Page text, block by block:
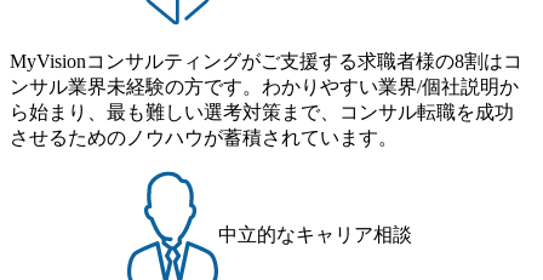
ば上がれる環境となっている 安定した経営環境の下、コン
できる 豊富な経験を持つコンサル経験者の場合は、自らチ
ームを立ち上げることが可能 裁量をもった営業活動、デリ
バリー活動ができる(スタートアップとの協業、新規ソリュ
ーションの開発 など) シンプレクスの顧客基盤、エンジニ
できる 2026年8月21日(金) 19:30〜21:30 (19:20開場) 2026年8
月12日(水) 16:00 ※参加状況によっては抽選とさせていただ
く可能性がございます。 このたび、ファーム経験者の方を
対象にした懇親会形式の採用イベント「サロンイベント」
の場となっている <u>教育・研修プログラムが非常に充実</
番組があり、新卒紹介、会社の七不思議紹介等、規模が大
きくなっていく中で社員同士のつながりを広げる取り組み
もしている 今後の成長戦略として海外展開を見据えてい
る。足元のグローバル案件割合は10%程度だが、英語が得
ンスも大きい。 代表インタビュー https://note.com/dirbato/n/n0
a040c36b128 Forbes JAPAN BrandVoice Studio 「使命はテクノ
ロジーで企業の可能性を引き出すこと。日本に求められるI
Tコンサルタントという伴走者」 https://forbesjapan.com/article
MyVisionコンサルティングがご支援する求職者様の8割はコ
ンサル業界未経験の方です。わかりやすい業界/個社説明か
ら始まり、最も難しい選考対策まで、コンサル転職を成功
させるためのノウハウが蓄積されています。
中立的なキャリア相談